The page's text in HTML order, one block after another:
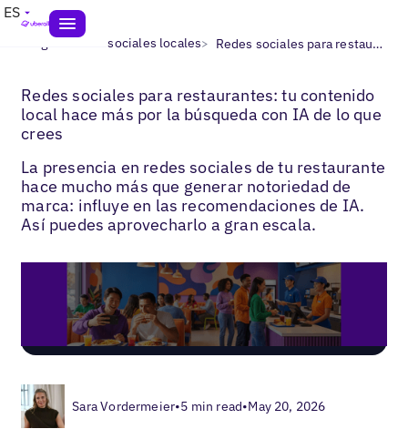
ES
Blogs> Redes sociales locales> Redes sociales para restaurantes
Redes sociales para restaurantes: tu contenido
local hace más por la búsqueda con IA de lo que
crees
La presencia en redes sociales de tu restaurante
hace mucho más que generar notoriedad de
marca: influye en las recomendaciones de IA.
Así puedes aprovecharlo a gran escala.
Sara Vordermeier•5 min read•May 20, 2026